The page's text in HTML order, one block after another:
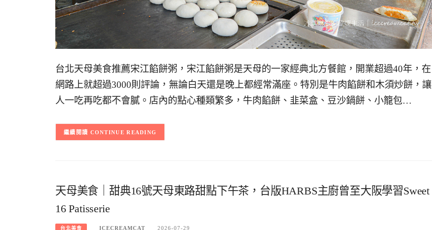
台北天母美食推薦宋江餡餅粥，宋江餡餅粥是天母的一家經典北方餐館，開業超過40年，在
網路上就超過3000則評論，無論白天還是晚上都經常滿座。特別是牛肉餡餅和木須炒餅，讓
人一吃再吃都不會膩。店內的點心種類繁多，牛肉餡餅、韭菜盒、豆沙鍋餅、小籠包…
CONTINUE READING
天母美食｜甜典16號天母東路甜點下午茶，台版HARBS主廚曾至大阪學習Sweet
16 Patisserie
台北美食 ICECREAMCAT 2026-07-29